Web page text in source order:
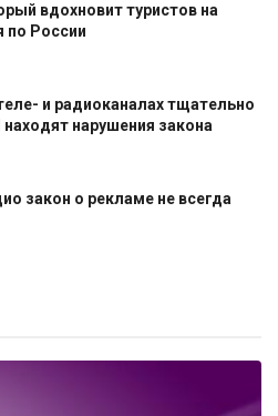
вдохновит туристов на
по России
и радиоканалах тщательно
нарушения закона
закон о рекламе не всегда